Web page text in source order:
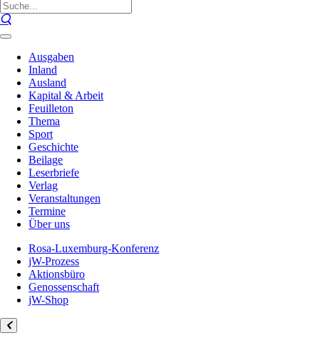
Ausgaben
Inland
Ausland
Kapital & Arbeit
Feuilleton
Thema
Sport
Geschichte
Beilage
Leserbriefe
Verlag
Veranstaltungen
Termine
Über uns
Rosa-Luxemburg-Konferenz
jW-Prozess
Aktionsbüro
Genossenschaft
jW-Shop